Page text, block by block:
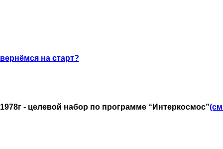
вернёмся на старт?
1978г - целевой набор по программе “Интеркосмос”